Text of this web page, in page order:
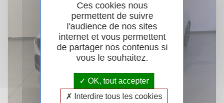
Ces cookies nous
permettent de suivre
l'audience de nos sites
internet et vous permettent
de partager nos contenus si
vous le souhaitez.
OK, tout accepter
Interdire tous les cookies